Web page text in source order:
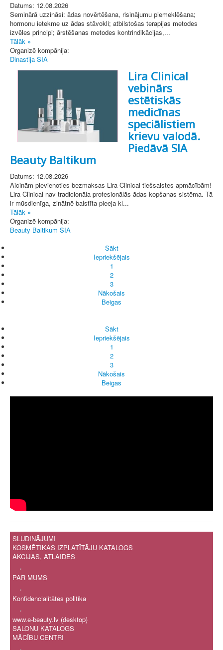
Datums: 12.08.2026
Seminārā uzzināsi: ādas novērtēšana, risinājumu piemeklēšana;
hormonu ietekme uz ādas stāvokli; atbilstošas terapijas metodes
izvēles principi; ārstēšanas metodes kontrindikācijas,...
Tālāk »
Organizē kompānija:
Dinastija SIA
Lira Clinical
vebinārs
estētiskās
medicīnas
speciālistiem
krievu valodā.
Piedāvā SIA
Beauty Baltikum
Datums: 12.08.2026
Aicinām pievienoties bezmaksas Lira Clinical tiešsaistes apmācībām!
Lira Clinical nav tradicionāla profesionālās ādas kopšanas sistēma. Tā
ir mūsdienīga, zinātnē balstīta pieeja kl...
Tālāk »
Organizē kompānija:
Beauty Baltikum SIA
Sākt
Iepriekšējais
1
2
3
Nākošais
Beigas
Sākt
Iepriekšējais
1
2
3
Nākošais
Beigas
SLUDINĀJUMI
KOSMĒTIKAS IZPLATĪTĀJU KATALOGS
AKCIJAS, ATLAIDES
.
PAR MUMS
.
Konfidencialitātes politika
.
www.e-beauty.lv (desktop)
SALONU KATALOGS
MĀCĪBU CENTRI
.